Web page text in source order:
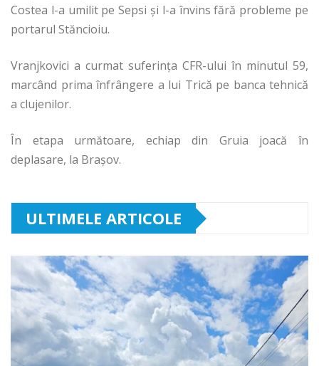
Costea l-a umilit pe Sepsi și l-a învins fără probleme pe
portarul Stăncioiu.
Vranjkovici a curmat suferința CFR-ului în minutul 59,
marcând prima înfrângere a lui Trică pe banca tehnică
a clujenilor.
În etapa următoare, echiap din Gruia joacă în
deplasare, la Brașov.
ULTIMELE ARTICOLE